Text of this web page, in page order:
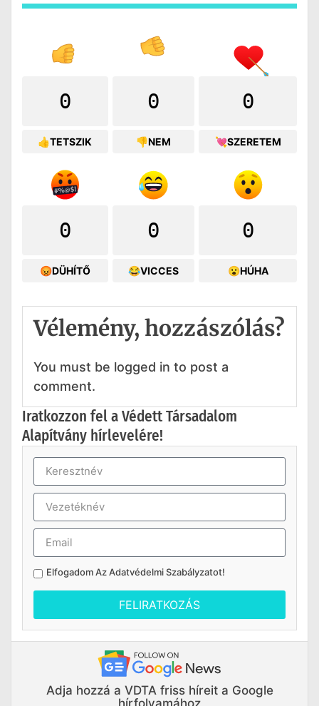
0
👍TETSZIK
0
👎NEM
0
💘SZERETEM
0
😡DÜHÍTŐ
0
😂VICCES
0
😮HÚHA
Vélemény, hozzászólás?
You must be logged in to post a
comment.
Iratkozzon fel a Védett Társadalom
Alapítvány hírlevelére!
Elfogadom AzAdatvédelmi Szabályzatot!
FELIRATKOZÁS
Adja hozzá a VDTA friss híreit a Google
hírfolyamához